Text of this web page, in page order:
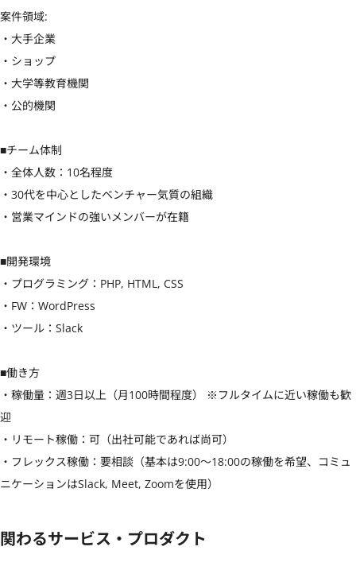
案件領域:
・大手企業
・ショップ
・大学等教育機関
・公的機関
■チーム体制
・全体人数：10名程度
・30代を中心としたベンチャー気質の組織
・営業マインドの強いメンバーが在籍
■開発環境
・プログラミング：PHP, HTML, CSS
・FW：WordPress
・ツール：Slack
■働き方
・稼働量：週3日以上（月100時間程度） ※フルタイムに近い稼働も歓
迎
・リモート稼働：可（出社可能であれば尚可）
・フレックス稼働：要相談（基本は9:00〜18:00の稼働を希望、コミュ
ニケーションはSlack, Meet, Zoomを使用）
関わるサービス・プロダクト